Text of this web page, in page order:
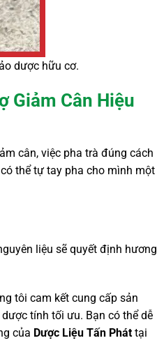
dược hữu cơ.
Giảm Cân Hiệu
cân, việc pha trà đúng cách
thể tự tay pha cho mình một
liệu sẽ quyết định hương
tôi cam kết cung cấp sản
tính tối ưu. Bạn có thể dễ
của Dược Liệu Tấn Pháttại